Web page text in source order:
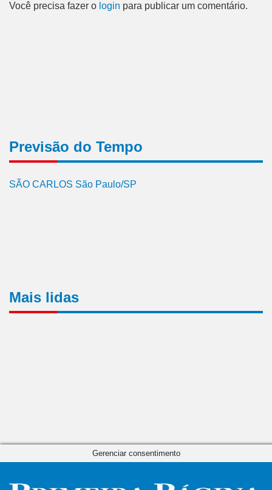
Você precisa fazer o login para publicar um comentário.
Previsão do Tempo
SÃO CARLOS São Paulo/SP
Mais lidas
Gerenciar consentimento